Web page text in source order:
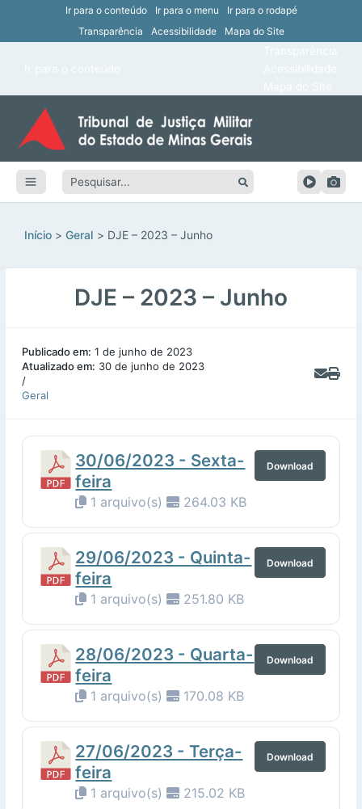
Ir para o conteúdo Ir para o menu
Ir para o rodapé
Transparência
Acessibilidade Mapa do Site
Pesquisar:
Início Geral DJE – 2023 – Junho
DJE – 2023 – Junho
Publicado em: 1 de junho de 2023
Atualizado em: 30 de junho de 2023
/
Geral
30/06/2023 - Sexta-
feira
1 arquivo(s) 264.03 KB
Download
29/06/2023 - Quinta-
feira
1 arquivo(s) 251.80 KB
Download
28/06/2023 - Quarta-
feira
1 arquivo(s) 170.08 KB
Download
27/06/2023 - Terça-
feira
1 arquivo(s) 215.02 KB
Download